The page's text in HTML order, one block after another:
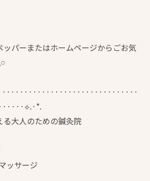
ッパーまたはホームページからごお気
大人のための鍼灸院
ッサージ